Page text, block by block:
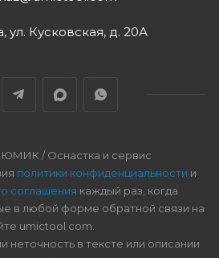
ул. Кусковская, д. 20А
ЮМИК / Оснастка и сервис
политики конфиденциальности и
соглашения каждый раз, когда
в любой форме обратной связи на
umictool.com.
неточность в тексте или описании